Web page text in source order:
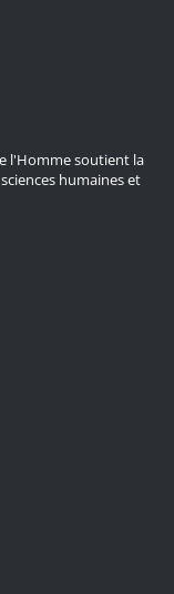
l'Homme soutient la
humaines et